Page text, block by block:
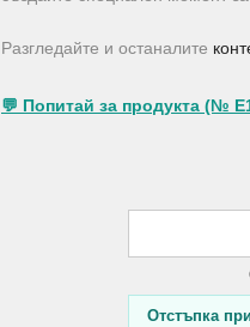
Разгледайте и останалите
💬 Попитай за продукта (№
Отстъпка